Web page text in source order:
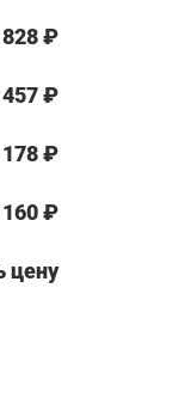
828 ₽
457 ₽
178 ₽
₽
цену